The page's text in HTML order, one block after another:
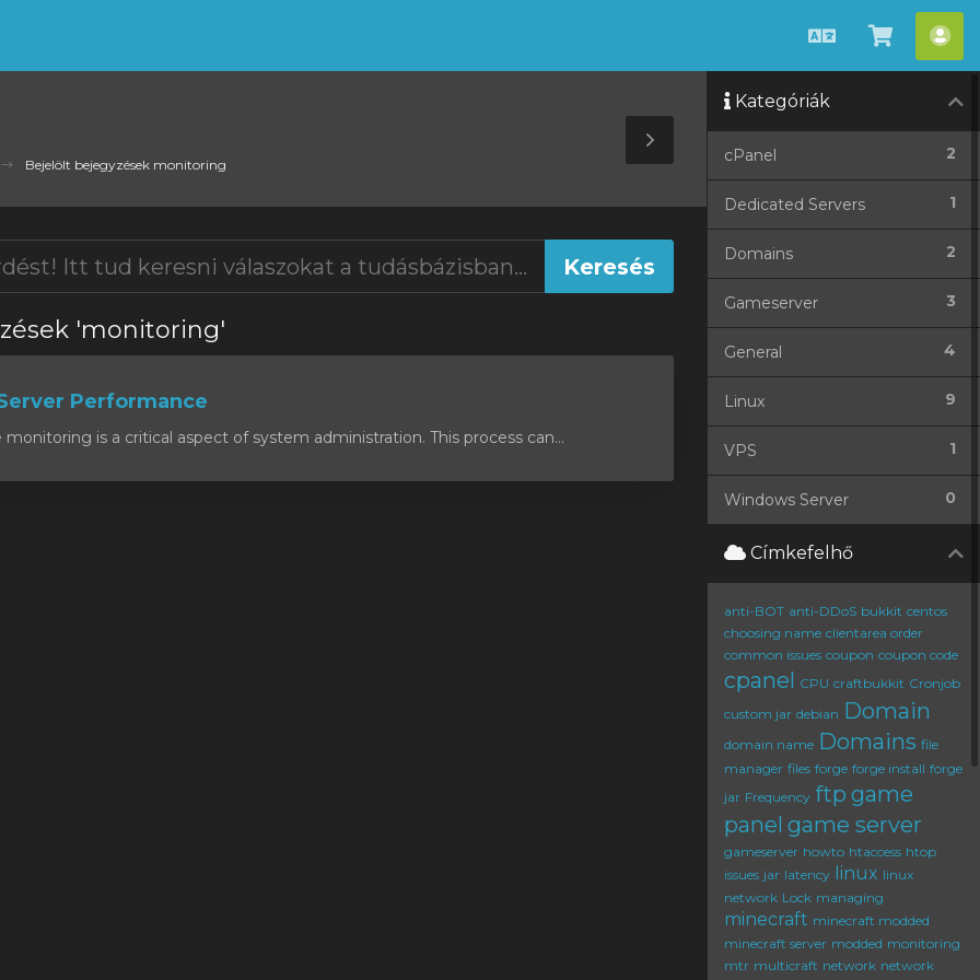
MagyarKosár
Bejelölt bejegyzések monitoring
Toggle
Sidebar
'monitoring'
Performance
is a critical aspect of system administration. This process can...
Kategóriák
2
cPanel
1
Dedicated Servers
2
Domains
3
Gameserver
4
General
9
Linux
1
VPS
0
Windows Server
Címkefelhő
anti-BOT anti-DDoS bukkit centos
choosing name clientarea order
common issues coupon coupon code
cpanel CPU craftbukkit Cronjob
custom jar debian Domain
domain name Domains file
manager files forge forge install forge
jar Frequency ftp game
panel game server
gameserver howto htaccess htop
issues jar latency linux linux
network Lock managing
minecraft minecraft modded
minecraft server modded monitoring
mtr multicraft network network